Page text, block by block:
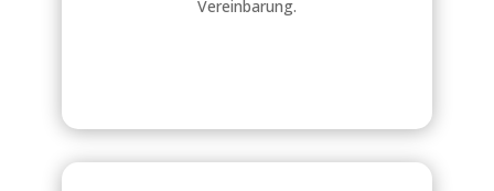
Vereinbarung.